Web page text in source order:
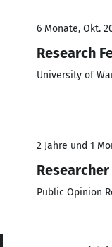
6 Monate, Okt.
Research
University of
2 Jahre und 1
Researcher
Public Opinion